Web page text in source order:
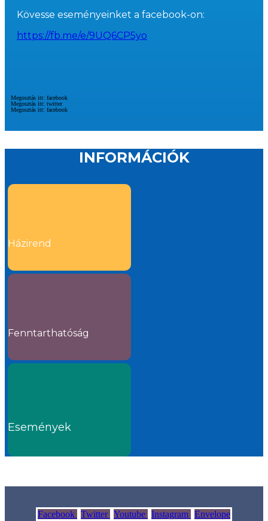
Kövesse eseményeinket a facebook-on:
https://fb.me/e/9UQ6CP5yo
Megosztás itt: facebook
Megosztás itt: twitter
Megosztás itt: facebook
INFORMÁCIÓK
Házirend
Fenntarthatóság
Események
Facebook Twitter Youtube Instagram Envelope